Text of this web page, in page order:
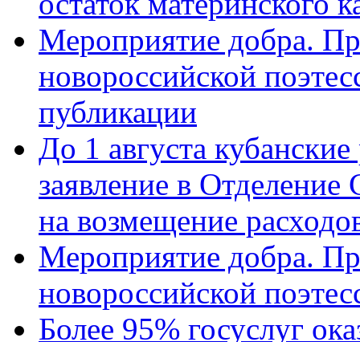
Мероприятие добра.
новороссийской
публикации
До 1 августа
заявление в
на возмещение
Мероприятие добра.
новороссийской
Более 95% госуслуг